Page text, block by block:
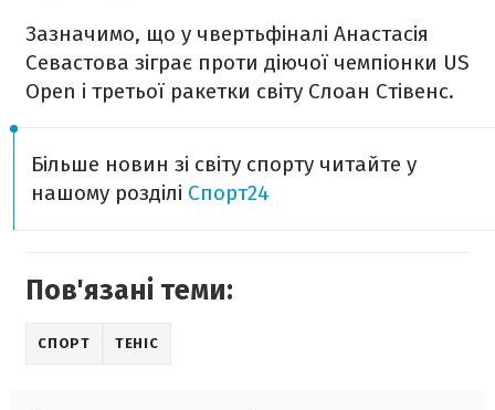
Зазначимо, що у чвертьфіналі Анастасія
Севастова зіграє проти діючої чемпіонки US
Open і третьої ракетки світу Слоан Стівенс.
Більше новин зі світу спорту читайте у
нашому розділі Спорт24
Пов'язані теми:
СПОРТ ТЕНІС